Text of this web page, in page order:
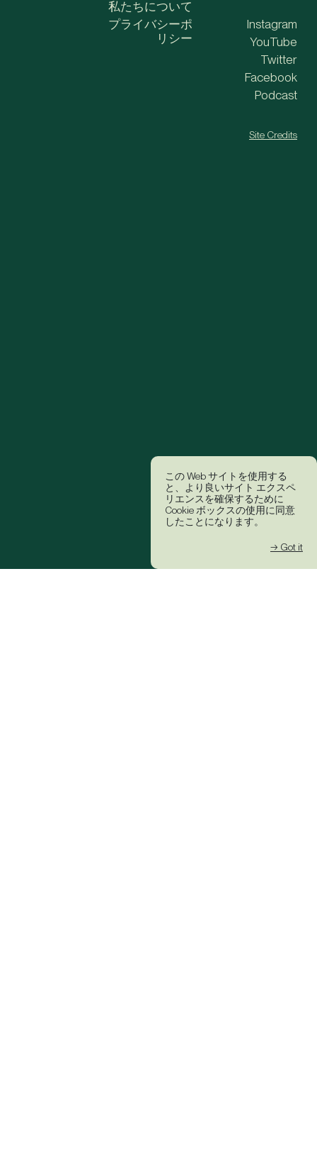
この Web サイトを使用する
と、より良いサイト エクスペ
リエンスを確保するために
Cookie ボックスの使用に同意
したことになります。
→ Got it
私たちについて
プライバシーポ
リシー
Instagram
YouTube
Twitter
Facebook
Podcast
Site Credits